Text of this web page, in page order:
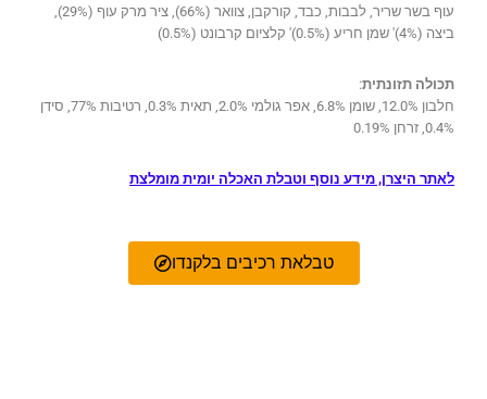
עוף בשר שריר, לבבות, כבד, קורקבן, צוואר (66%), ציר מרק עוף (29%),
ביצה (4%)' שמן חריע (0.5%)' קלציום קרבונט (0.5%)
תכולה תזונתית:
חלבון 12.0%, שומן 6.8%, אפר גולמי 2.0%, תאית 0.3%, רטיבות 77%, סידן
0.4%, זרחן 0.19%
לאתר היצרן, מידע נוסף וטבלת האכלה יומית מומלצת
טבלאת רכיבים בלקנדו